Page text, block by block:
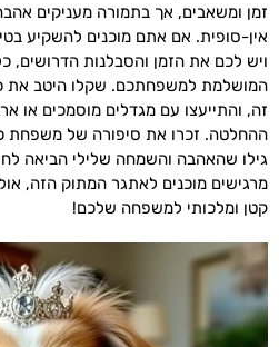
זמן ומשאבים, אך בתמורה מעניקים
אין-סופית. אם אתם מוכנים להשקיע
ויש לכם את הזמן והסבלנות הדרושים,
המושלמת למשפחתכם. שקלו היטב את
זה, והתייעצו עם מגדלים מוסמכים או
ההחלטה. זכרו את סיפורה של משפחת
גילו שהאהבה והשמחה שלילי הביאה
מרגישים מוכנים לאתגר המתוק הזה,
קטן ומלכותי למשפחה שלכם!